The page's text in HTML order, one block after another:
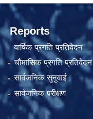
Reports
वार्षिक प्रगति प्रतिवेदन
चौमासिक प्रगति प्रतिवेदन
सार्वजनिक सुनुवाई
सार्वजनिक परीक्षण